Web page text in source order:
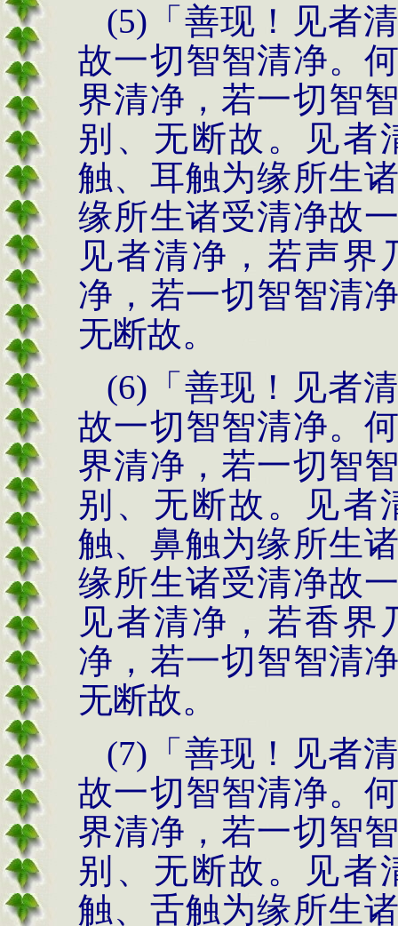
(5) 「善现！见者
故一切智智清净。
界清净，若一切智
别、无断故。见者
触、耳触为缘所生
缘所生诸受清净故
见者清净，若声界
净，若一切智智清
无断故。
(6) 「善现！见者
故一切智智清净。
界清净，若一切智
别、无断故。见者
触、鼻触为缘所生
缘所生诸受清净故
见者清净，若香界
净，若一切智智清
无断故。
(7) 「善现！见者
故一切智智清净。
界清净，若一切智
别、无断故。见者
触、舌触为缘所生